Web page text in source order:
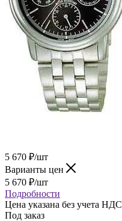
5 670 ₽/шт
Варианты цен
5 670 ₽/шт
Подробности
Цена указана без учета НДС
Под заказ